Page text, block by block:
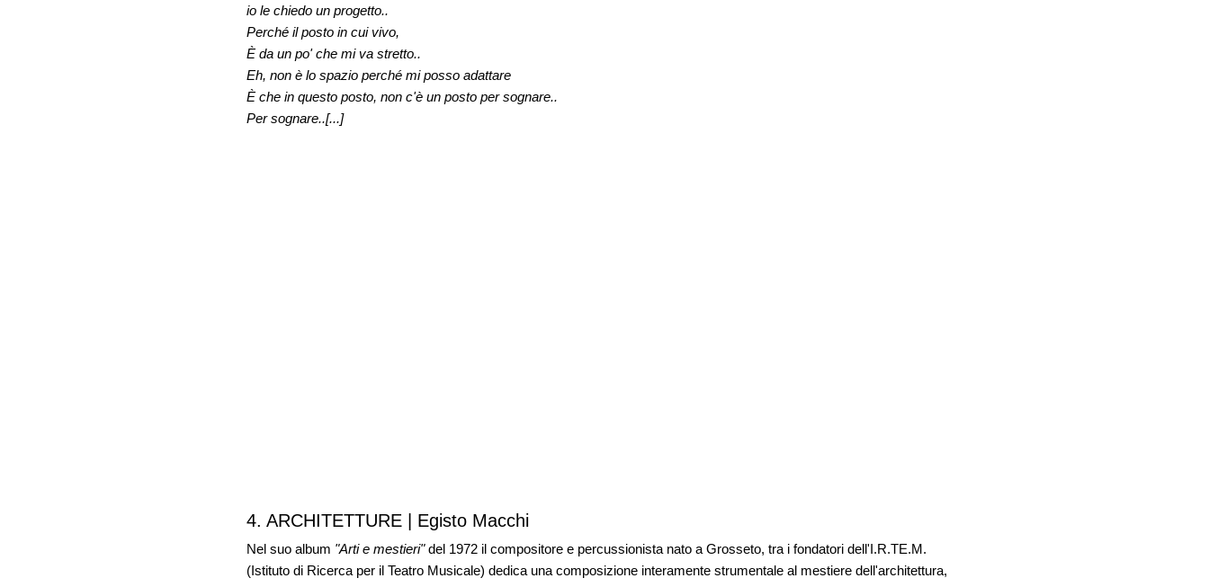
io le chiedo un progetto..
Perché il posto in cui vivo,
È da un po' che mi va stretto..
Eh, non è lo spazio perché mi posso adattare
È che in questo posto, non c'è un posto per sognare..
Per sognare..[...]
4. ARCHITETTURE | Egisto Macchi
Nel suo album "Arti e mestieri"del 1972 il compositore e percussionista nato a Grosseto, tra i fondatori dell'I.R.TE.M.
(Istituto di Ricerca per il Teatro Musicale) dedica una composizione interamente strumentale al mestiere dell'architettura,